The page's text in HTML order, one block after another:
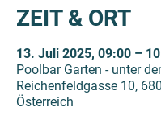
ZEIT & ORT
13. Juli 2025, 09:00 –
Poolbar Garten - unter
Reichenfeldgasse 10,
Österreich